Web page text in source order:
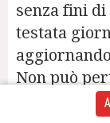
senza fini
testata
Non può
editoriale